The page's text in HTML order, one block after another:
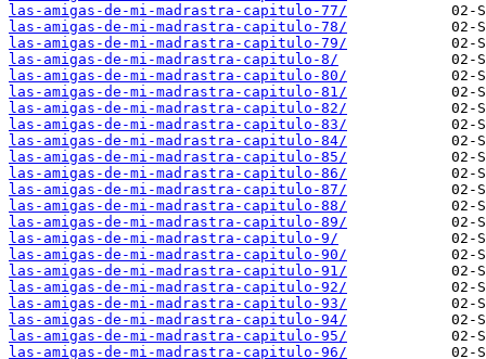
las-amigas-de-mi-madrastra-capitulo-77/
las-amigas-de-mi-madrastra-capitulo-78/
las-amigas-de-mi-madrastra-capitulo-79/
las-amigas-de-mi-madrastra-capitulo-8/
las-amigas-de-mi-madrastra-capitulo-80/
las-amigas-de-mi-madrastra-capitulo-81/
las-amigas-de-mi-madrastra-capitulo-82/
las-amigas-de-mi-madrastra-capitulo-83/
las-amigas-de-mi-madrastra-capitulo-84/
las-amigas-de-mi-madrastra-capitulo-85/
las-amigas-de-mi-madrastra-capitulo-86/
las-amigas-de-mi-madrastra-capitulo-87/
las-amigas-de-mi-madrastra-capitulo-88/
las-amigas-de-mi-madrastra-capitulo-89/
las-amigas-de-mi-madrastra-capitulo-9/
las-amigas-de-mi-madrastra-capitulo-90/
las-amigas-de-mi-madrastra-capitulo-91/
las-amigas-de-mi-madrastra-capitulo-92/
las-amigas-de-mi-madrastra-capitulo-93/
las-amigas-de-mi-madrastra-capitulo-94/
las-amigas-de-mi-madrastra-capitulo-95/
las-amigas-de-mi-madrastra-capitulo-96/